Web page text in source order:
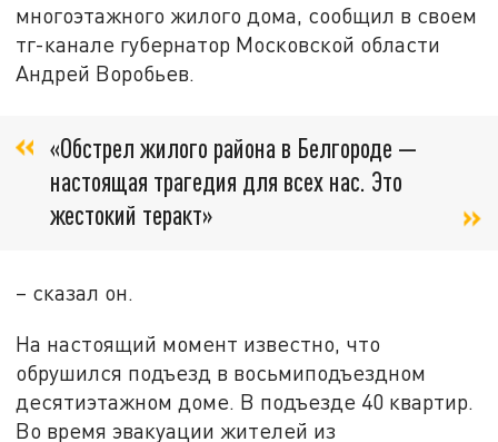
многоэтажного жилого дома, сообщил в своем
тг-канале губернатор Московской области
Андрей Воробьев.
«Обстрел жилого района в Белгороде —
настоящая трагедия для всех нас. Это
жестокий теракт»
– сказал он.
На настоящий момент известно, что
обрушился подъезд в восьмиподъездном
десятиэтажном доме. В подъезде 40 квартир.
Во время эвакуации жителей из